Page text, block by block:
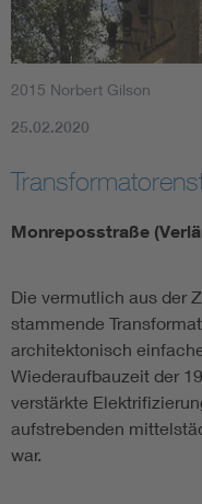
2015 Norbert Gilson
25.02.2020
Monreposstraße
Die vermutlich aus der
stammende
architektonisch
Wiederaufbauzeit der
verstärkte
aufstrebenden
war.